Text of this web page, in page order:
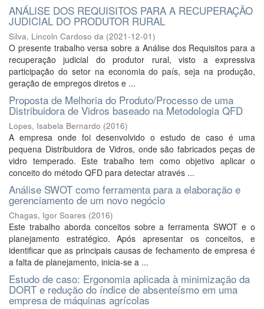
ANÁLISE DOS REQUISITOS PARA A RECUPERAÇÃO
JUDICIAL DO PRODUTOR RURAL
Silva, Lincoln Cardoso da (2021-12-01)
O presente trabalho versa sobre a Análise dos Requisitos para a
recuperação judicial do produtor rural, visto a expressiva
participação do setor na economia do país, seja na produção,
geração de empregos diretos e ...
Proposta de Melhoria do Produto/Processo de uma
Distribuidora de Vidros baseado na Metodologia QFD
Lopes, Isabela Bernardo (2016)
A empresa onde foi desenvolvido o estudo de caso é uma
pequena Distribuidora de Vidros, onde são fabricados peças de
vidro temperado. Este trabalho tem como objetivo aplicar o
conceito do método QFD para detectar através ...
Análise SWOT como ferramenta para a elaboração e
gerenciamento de um novo negócio
Chagas, Igor Soares (2016)
Este trabalho aborda conceitos sobre a ferramenta SWOT e o
planejamento estratégico. Após apresentar os conceitos, e
identificar que as principais causas de fechamento de empresa é
a falta de planejamento, inicia-se a ...
Estudo de caso: Ergonomia aplicada à minimização da
DORT e redução do índice de absenteísmo em uma
empresa de máquinas agrícolas